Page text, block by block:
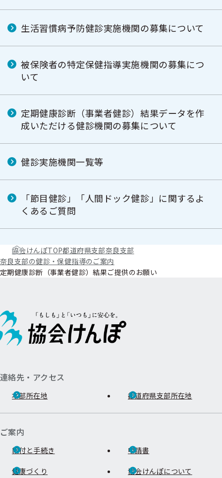
生活習慣病予防健診実施機関の募集について
被保険者の特定保健指導実施機関の募集につ
いて
定期健康診断（事業者健診）結果データを作
成いただける健診機関の募集について
健診実施機関一覧等
「節目健診」「人間ドック健診」に関するよ
くあるご質問
協会けんぽTOP都道府県支部奈良支部
奈良支部の健診・保健指導のご案内
定期健康診断（事業者健診）結果ご提供のお願い
連絡先・アクセス
本部所在地 都道府県支部所在地
ご案内
給付と手続き 申請書
健康づくり 協会けんぽについて